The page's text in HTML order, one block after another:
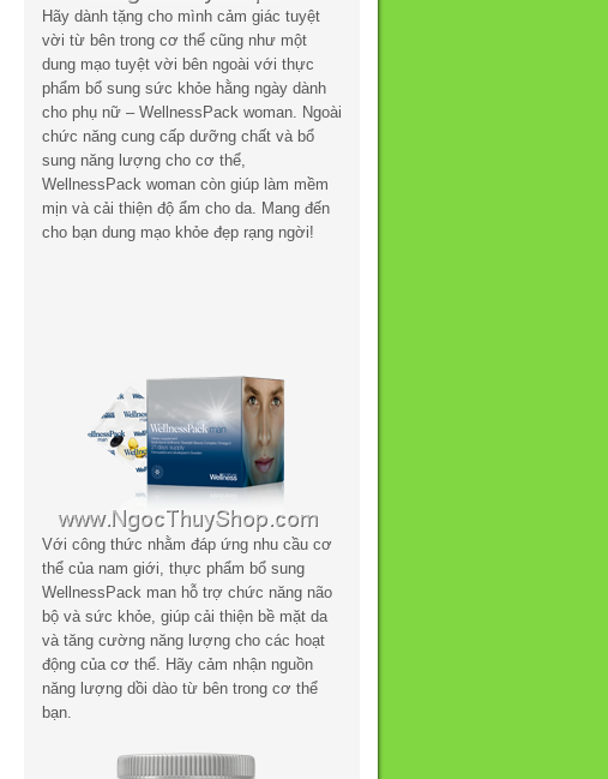
Hãy dành tặng cho mình cảm giác tuyệt
vời từ bên trong cơ thể cũng như một
dung mạo tuyệt vời bên ngoài với thực
phẩm bổ sung sức khỏe hằng ngày dành
cho phụ nữ – WellnessPack woman. Ngoài
chức năng cung cấp dưỡng chất và bổ
sung năng lượng cho cơ thể,
WellnessPack woman còn giúp làm mềm
mịn và cải thiện độ ẩm cho da. Mang đến
cho bạn dung mạo khỏe đẹp rạng ngời!
Với công thức nhằm đáp ứng nhu cầu cơ
thể của nam giới, thực phẩm bổ sung
WellnessPack man hỗ trợ chức năng não
bộ và sức khỏe, giúp cải thiện bề mặt da
và tăng cường năng lượng cho các hoạt
động của cơ thể. Hãy cảm nhận nguồn
năng lượng dồi dào từ bên trong cơ thể
bạn.